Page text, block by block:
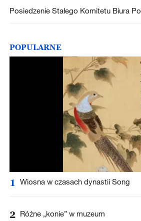
Posiedzenie Stałego Komitetu Biura
POPULARNE
1 Wiosna w czasach dynastii Song
2 Różne „konie” w muzeum